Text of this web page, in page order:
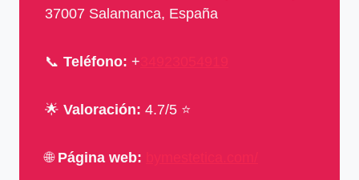
37007 Salamanca, España
📞 Teléfono: +
🌟 Valoración: 4.7/5 ⭐
🌐 Página web: